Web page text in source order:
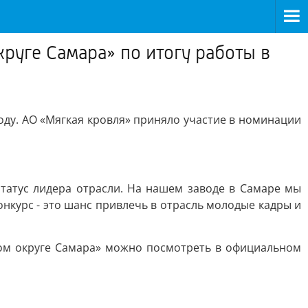
Самара» по итогу работы в
АО «Мягкая кровля» приняло участие в номинации
лидера отрасли. На нашем заводе в Самаре мы
- это шанс привлечь в отрасль молодые кадры и
округе Самара» можно посмотреть в официальном